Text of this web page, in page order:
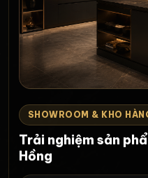
SHOWROOM & KHO
Trải nghiệm sản
Hồng